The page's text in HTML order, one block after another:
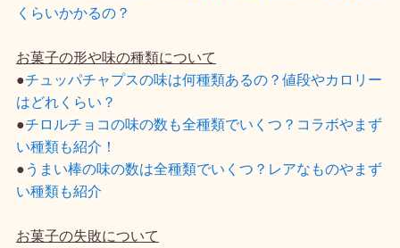
くらいかかるの？
お菓子の形や味の種類について
●チュッパチャプスの味は何種類あるの？値段やカロリー
はどれくらい？
●チロルチョコの味の数も全種類でいくつ？コラボやまず
い種類も紹介！
● うまい棒の味の数は全種類でいくつ？レアなものやまず
い種類も紹介
お菓子の失敗について